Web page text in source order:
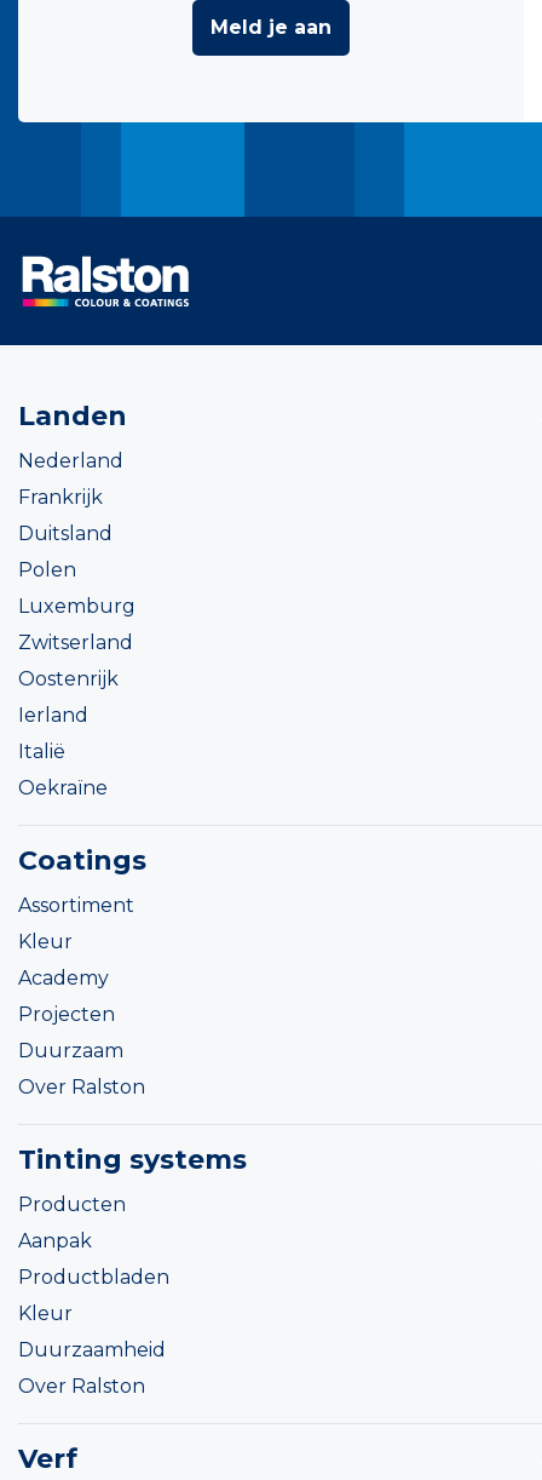
Meld je aan
Landen
Nederland
Frankrijk
Duitsland
Polen
Luxemburg
Zwitserland
Oostenrijk
Ierland
Italië
Oekraïne
Coatings
Assortiment
Kleur
Academy
Projecten
Duurzaam
Over Ralston
Tinting systems
Producten
Aanpak
Productbladen
Kleur
Duurzaamheid
Over Ralston
Verf